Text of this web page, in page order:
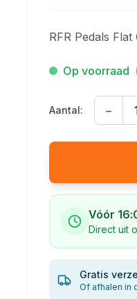
RFR Pedals Flat
Op voorraad
Aantal: −
Vóór
Direct uit
Gratis
Of afhalen in